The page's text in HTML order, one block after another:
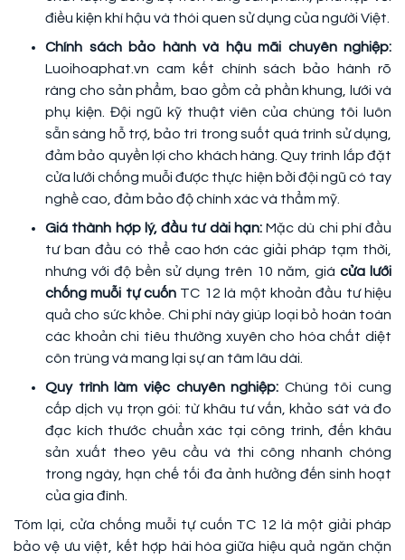
điều kiện khí hậu và thói quen sử dụng của người Việt.
Chính sách bảo hành và hậu mãi chuyên nghiệp:
Luoihoaphat.vn cam kết chính sách bảo hành rõ
ràng cho sản phẩm, bao gồm cả phần khung, lưới và
phụ kiện. Đội ngũ kỹ thuật viên của chúng tôi luôn
sẵn sàng hỗ trợ, bảo trì trong suốt quá trình sử dụng,
đảm bảo quyền lợi cho khách hàng. Quy trình lắp đặt
cửa lưới chống muỗi được thực hiện bởi đội ngũ có tay
nghề cao, đảm bảo độ chính xác và thẩm mỹ.
Giá thành hợp lý, đầu tư dài hạn: Mặc dù chi phí đầu
tư ban đầu có thể cao hơn các giải pháp tạm thời,
nhưng với độ bền sử dụng trên 10 năm, giá cửa lưới
chống muỗi tự cuốn TC 12 là một khoản đầu tư hiệu
quả cho sức khỏe. Chi phí này giúp loại bỏ hoàn toàn
các khoản chi tiêu thường xuyên cho hóa chất diệt
côn trùng và mang lại sự an tâm lâu dài.
Quy trình làm việc chuyên nghiệp: Chúng tôi cung
cấp dịch vụ trọn gói: từ khâu tư vấn, khảo sát và đo
đạc kích thước chuẩn xác tại công trình, đến khâu
sản xuất theo yêu cầu và thi công nhanh chóng
trong ngày, hạn chế tối đa ảnh hưởng đến sinh hoạt
của gia đình.
Tóm lại, cửa chống muỗi tự cuốn TC 12 là một giải pháp
bảo vệ ưu việt, kết hợp hài hòa giữa hiệu quả ngăn chặn